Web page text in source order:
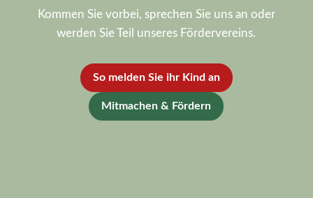
Kommen Sie vorbei, sprechen Sie uns an oder
werden Sie Teil unseres Fördervereins.
So melden Sie ihr Kind an
Mitmachen & Fördern